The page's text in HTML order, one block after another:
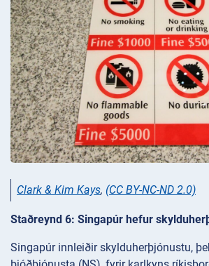
Clark & Kim Kays, (CC BY-NC-ND 2.0)
Staðreynd 6: Singapúr hefur
Singapúr innleiðir skylduherþjónustu,